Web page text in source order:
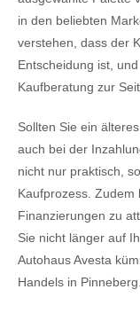
in den beliebten
verstehen, dass der
Entscheidung ist,
Kaufberatung zur
Sollten Sie ein
auch bei der
nicht nur praktisch,
Kaufprozess. Zudem
Finanzierungen zu
Sie nicht länger auf
Autohaus Avesta
Handels in Pinneberg.